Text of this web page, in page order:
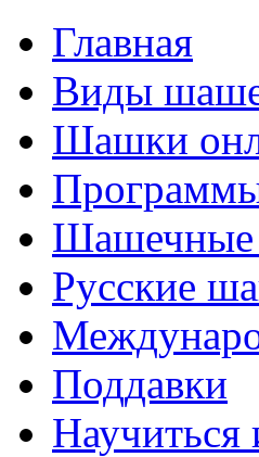
Главная
Виды
Шашки
Шашечные
Русские
Поддавки
Научиться